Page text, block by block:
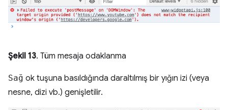
Şekil 13. Tüm mesaja odaklanma
Sağ ok tuşuna basıldığında daraltılmış bir yığın izi (veya
nesne, dizi vb.) genişletilir.